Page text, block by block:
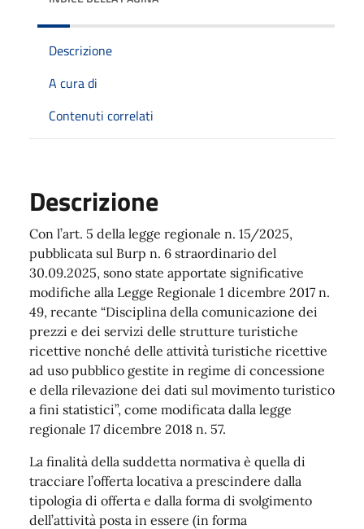
Descrizione
A cura di
Contenuti correlati
Descrizione
Con l’art. 5 della legge regionale n. 15/2025,
pubblicata sul Burp n. 6 straordinario del
30.09.2025, sono state apportate significative
modifiche alla Legge Regionale 1 dicembre 2017 n.
49, recante “Disciplina della comunicazione dei
prezzi e dei servizi delle strutture turistiche
ricettive nonché delle attività turistiche ricettive
ad uso pubblico gestite in regime di concessione
e della rilevazione dei dati sul movimento turistico
a fini statistici”, come modificata dalla legge
regionale 17 dicembre 2018 n. 57.
La finalità della suddetta normativa è quella di
tracciare l’offerta locativa a prescindere dalla
tipologia di offerta e dalla forma di svolgimento
dell’attività posta in essere (in forma